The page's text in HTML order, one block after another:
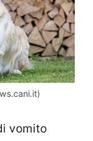
vomito